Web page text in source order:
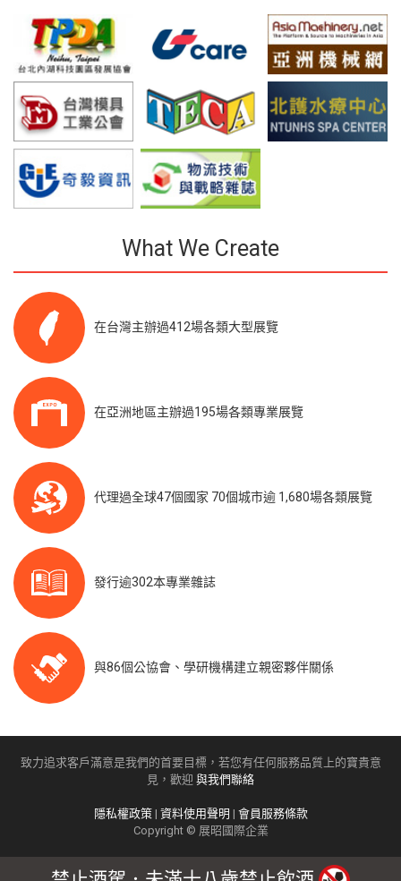
What We Create
在台灣主辦過412場各類大型展覽
在亞洲地區主辦過195場各類專業展覽
代理過全球47個國家 70個城市逾 1,680場各類展覽
發行逾302本專業雜誌
與86個公協會、學研機構建立親密夥伴關係
致力追求客戶滿意是我們的首要目標，若您有任何服務品質上的寶貴意
見，歡迎 與我們聯絡
隱私權政策| 資料使用聲明 | 會員服務條款
Copyright © 展昭國際企業